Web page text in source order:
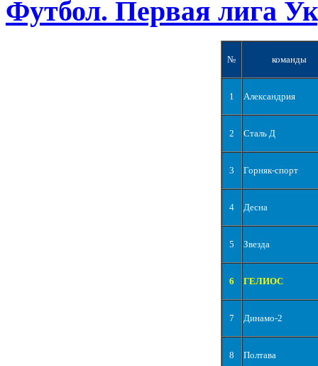
Футбол. Первая лига
№ команды
1 Александрия
2 Сталь Д
3 Горняк-спорт
4 Десна
5 Звезда
6 ГЕЛИОС
7 Динамо-2
8 Полтава